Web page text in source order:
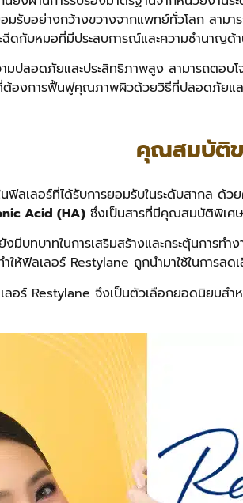
มรับอย่างกว้างขวางจากแพทย์ทั่วโลก สา
ดกับหมอที่มีประสบการณ์และความชำนาญด้
ปลอดภัยและประสิทธิภาพสูง สามารถตอบ
องการฟื้นฟูคุณภาพผิวด้วยวิธีที่ปลอดภัยแล
คุณสมบัติข
นฟิลเลอร์ที่ได้รับการยอมรับในระดับสากล
Acid (HA) ซึ่งเป็นสารที่มีคุณสมบัติพิเศ
บทบาทในการเสริมสร้างและกระตุ้นการท
ห้ฟิลเลอร์ Restylane ถูกนำมาใช้ในการ
Restylane จึงเป็นตัวเลือกยอดนิยมสำห